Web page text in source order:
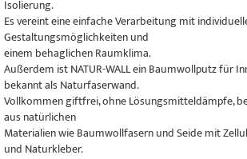
Isolierung.
Es vereint eine einfache Verarbeitung mit
Gestaltungsmöglichkeiten und
einem behaglichen Raumklima.
Außerdem ist NATUR-WALL ein Baumwollputz für
bekannt als Naturfaserwand.
Vollkommen giftfrei, ohne Lösungsmitteldämpfe,
aus natürlichen
Materialien wie Baumwollfasern und Seide mit
und Naturkleber.